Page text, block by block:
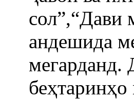
сол”,“Дави
андешида
мегарданд.